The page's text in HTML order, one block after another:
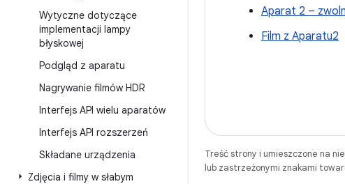
Wytyczne dotyczące
implementacji lampy
błyskowej
Podgląd z aparatu
Nagrywanie filmów HDR
Interfejs API wielu aparatów
Interfejs API rozszerzeń
Składane urządzenia
Zdjęcia i filmy w słabym
Aparat 2 –
Film z Aparatu2
Treść strony i umieszczone na
lub zastrzeżonymi znakami